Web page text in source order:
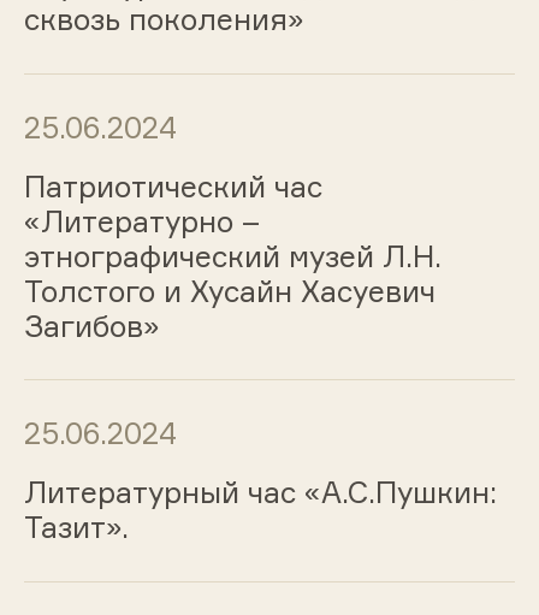
сквозь поколения»
25.06.2024
Патриотический час
«Литературно –
этнографический музей Л.Н.
Толстого и Хусайн Хасуевич
Загибов»
25.06.2024
Литературный час «А.С.Пушкин:
Тазит».